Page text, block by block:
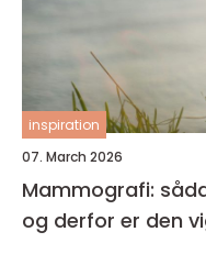
inspiration
07. March 2026
Mammografi:
og derfor er den